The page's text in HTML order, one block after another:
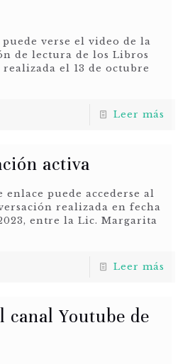
puede verse el video de la
de lectura de los Libros
realizada el 13 de octubre
Leer más
activa
puede accederse al
realizada en fecha
entre la Lic. Margarita
Leer más
canal Youtube de